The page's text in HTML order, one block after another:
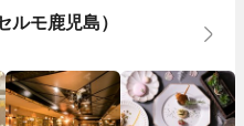
モ鹿児島）